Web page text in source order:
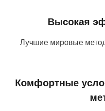
Высокая
Лучшие мировые
Комфортные